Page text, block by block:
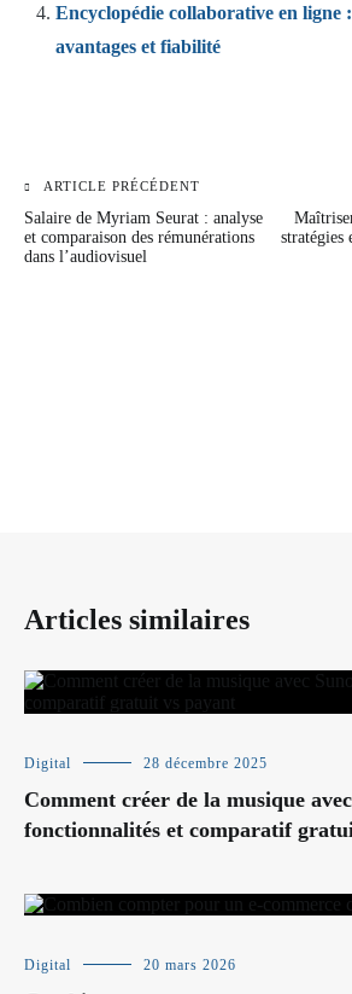
Encyclopédie collaborative en ligne
avantages et fiabilité
Navigation
de
ARTICLE PRÉCÉDENT
Salaire de Myriam Seurat : analyse
et comparaison des rémunérations
dans l’audiovisuel
stratégies
Articles similaires
Digital 28 décembre 2025
Comment créer de la musique
fonctionnalités et comparatif
Digital 20 mars 2026